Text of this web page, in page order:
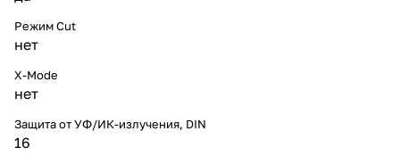
Режим Cut
нет
X-Mode
нет
Защита от УФ/ИК-излучения, DIN
16